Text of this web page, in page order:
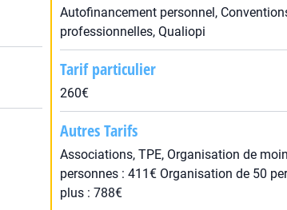
Autofinancement personnel,
professionnelles, Qualiopi
Tarif particulier
260€
Autres Tarifs
Associations, TPE, Organisation de
personnes : 411€ Organisation de 50
plus : 788€